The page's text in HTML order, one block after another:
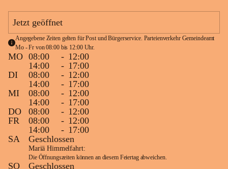
Jetzt geöffnet
Angegebene Zeiten gelten für Post und Bürgerservice. Parteienverkehr Gemeindeamt
Mo - Fr von 08:00 bis 12:00 Uhr.
MO 08:00 - 12:00
14:00
- 17:00
DI
08:00 - 12:00
14:00
- 17:00
MI
08:00 - 12:00
14:00
- 17:00
DO
08:00 - 12:00
FR
08:00 - 12:00
14:00
- 17:00
SA
Geschlossen
Mariä Himmelfahrt:
Die Öffnungszeiten können an diesem Feiertag abweichen.
SO Geschlossen